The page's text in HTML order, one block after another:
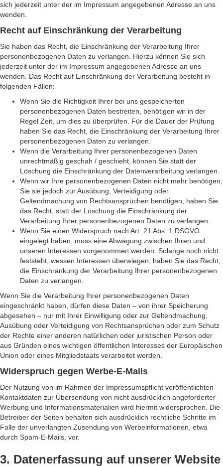
sich jederzeit unter der im Impressum angegebenen Adresse an uns
wenden.
Recht auf Einschränkung der Verarbeitung
Sie haben das Recht, die Einschränkung der Verarbeitung Ihrer
personenbezogenen Daten zu verlangen. Hierzu können Sie sich
jederzeit unter der im Impressum angegebenen Adresse an uns
wenden. Das Recht auf Einschränkung der Verarbeitung besteht in
folgenden Fällen:
Wenn Sie die Richtigkeit Ihrer bei uns gespeicherten
personenbezogenen Daten bestreiten, benötigen wir in der
Regel Zeit, um dies zu überprüfen. Für die Dauer der Prüfung
haben Sie das Recht, die Einschränkung der Verarbeitung Ihrer
personenbezogenen Daten zu verlangen.
Wenn die Verarbeitung Ihrer personenbezogenen Daten
unrechtmäßig geschah / geschieht, können Sie statt der
Löschung die Einschränkung der Datenverarbeitung verlangen.
Wenn wir Ihre personenbezogenen Daten nicht mehr benötigen,
Sie sie jedoch zur Ausübung, Verteidigung oder
Geltendmachung von Rechtsansprüchen benötigen, haben Sie
das Recht, statt der Löschung die Einschränkung der
Verarbeitung Ihrer personenbezogenen Daten zu verlangen.
Wenn Sie einen Widerspruch nach Art. 21 Abs. 1 DSGVO
eingelegt haben, muss eine Abwägung zwischen Ihren und
unseren Interessen vorgenommen werden. Solange noch nicht
feststeht, wessen Interessen überwiegen, haben Sie das Recht,
die Einschränkung der Verarbeitung Ihrer personenbezogenen
Daten zu verlangen.
Wenn Sie die Verarbeitung Ihrer personenbezogenen Daten
eingeschränkt haben, dürfen diese Daten – von ihrer Speicherung
abgesehen – nur mit Ihrer Einwilligung oder zur Geltendmachung,
Ausübung oder Verteidigung von Rechtsansprüchen oder zum Schutz
der Rechte einer anderen natürlichen oder juristischen Person oder
aus Gründen eines wichtigen öffentlichen Interesses der Europäischen
Union oder eines Mitgliedstaats verarbeitet werden.
Widerspruch gegen Werbe-E-Mails
Der Nutzung von im Rahmen der Impressumspflicht veröffentlichten
Kontaktdaten zur Übersendung von nicht ausdrücklich angeforderter
Werbung und Informationsmaterialien wird hiermit widersprochen. Die
Betreiber der Seiten behalten sich ausdrücklich rechtliche Schritte im
Falle der unverlangten Zusendung von Werbeinformationen, etwa
durch Spam-E-Mails, vor.
3. Datenerfassung auf unserer Website